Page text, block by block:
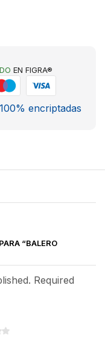
EN FIGRA®
100% encriptadas
“BALERO
Required